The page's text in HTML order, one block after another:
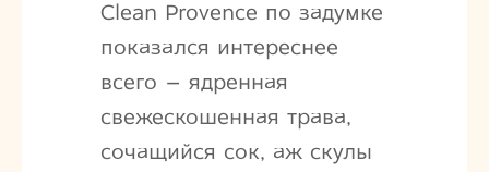
Clean Provence по задумке
показался интереснее
всего – ядренная
свежескошенная трава,
сочащийся сок, аж скулы